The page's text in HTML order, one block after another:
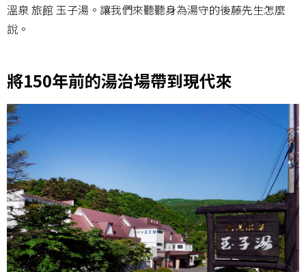
溫泉 旅館 玉子湯。讓我們來聽聽身為湯守的後藤先生怎麼
說。
將150年前的湯治場帶到現代來